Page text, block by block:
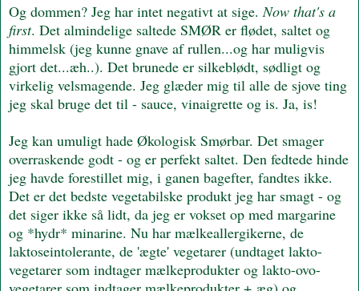
Og dommen? Jeg har intet negativt at sige.Now that's a
first. Det almindelige saltede SMØR er flødet, saltet og
himmelsk (jeg kunne gnave af rullen...og har muligvis
gjort det...æh..). Det brunede er silkeblødt, sødligt og
virkelig velsmagende. Jeg glæder mig til alle de sjove ting
jeg skal bruge det til - sauce, vinaigrette og is. Ja, is!
Jeg kan umuligt hade Økologisk Smørbar. Det smager
overraskende godt - og er perfekt saltet. Den fedtede hinde
jeg havde forestillet mig, i ganen bagefter, fandtes ikke.
Det er det bedste vegetabilske produkt jeg har smagt - og
det siger ikke så lidt, da jeg er vokset op med margarine
og *hydr* minarine. Nu har mælkeallergikerne, de
laktoseintolerante, de 'ægte' vegetarer (undtaget lakto-
vegetarer som indtager mælkeprodukter og lakto-ovo-